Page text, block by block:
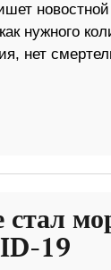
нужного
нет
19